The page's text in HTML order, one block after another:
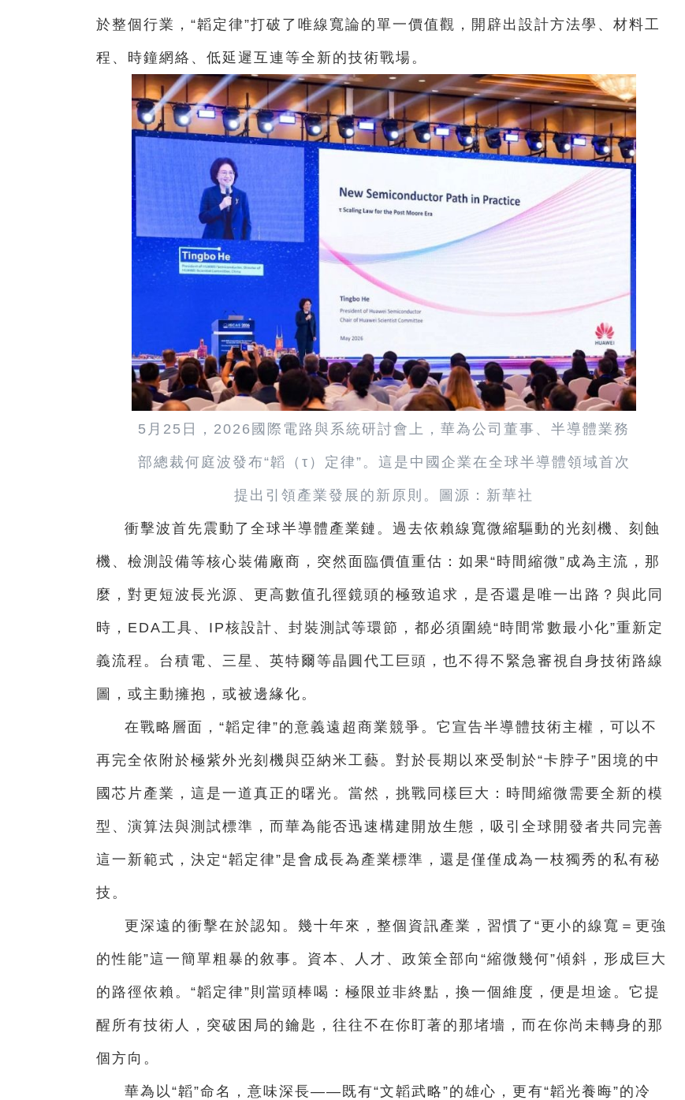
於整個行業，“韜定律”打破了唯線寬論的單一價值觀，開辟出設計方法學、材料工
程、時鐘網絡、低延遲互連等全新的技術戰場。
5月25日，2026國際電路與系統研討會上，華為公司董事、半導體業務
部總裁何庭波發布“韜（τ）定律”。這是中國企業在全球半導體領域首次
提出引領產業發展的新原則。圖源：新華社
衝擊波首先震動了全球半導體產業鏈。過去依賴線寬微縮驅動的光刻機、刻蝕
機、檢測設備等核心裝備廠商，突然面臨價值重估：如果“時間縮微”成為主流，那
麼，對更短波長光源、更高數值孔徑鏡頭的極致追求，是否還是唯一出路？與此同
時，EDA工具、IP核設計、封裝測試等環節，都必須圍繞“時間常數最小化”重新定
義流程。台積電、三星、英特爾等晶圓代工巨頭，也不得不緊急審視自身技術路線
圖，或主動擁抱，或被邊緣化。
在戰略層面，“韜定律”的意義遠超商業競爭。它宣告半導體技術主權，可以不
再完全依附於極紫外光刻機與亞納米工藝。對於長期以來受制於“卡脖子”困境的中
國芯片產業，這是一道真正的曙光。當然，挑戰同樣巨大：時間縮微需要全新的模
型、演算法與測試標準，而華為能否迅速構建開放生態，吸引全球開發者共同完善
這一新範式，決定“韜定律”是會成長為產業標準，還是僅僅成為一枝獨秀的私有秘
技。
更深遠的衝擊在於認知。幾十年來，整個資訊產業，習慣了“更小的線寬＝更強
的性能”這一簡單粗暴的敘事。資本、人才、政策全部向“縮微幾何”傾斜，形成巨大
的路徑依賴。“韜定律”則當頭棒喝：極限並非終點，換一個維度，便是坦途。它提
醒所有技術人，突破困局的鑰匙，往往不在你盯著的那堵墻，而在你尚未轉身的那
個方向。
華為以“韜”命名，意味深長——既有“文韜武略”的雄心，更有“韜光養晦”的冷